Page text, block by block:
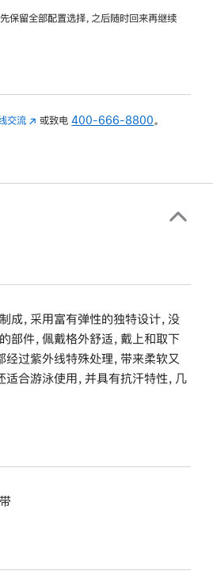
保留全部配置选择，之后随时回来再继续
交流 (在
中
或致电400-666-8800 。
成，采用富有弹性的独特设计，没
部件，佩戴格外舒适，戴上和取下
经过紫外线特殊处理，带来柔软又
适合游泳使用，并具有抗汗特性，几